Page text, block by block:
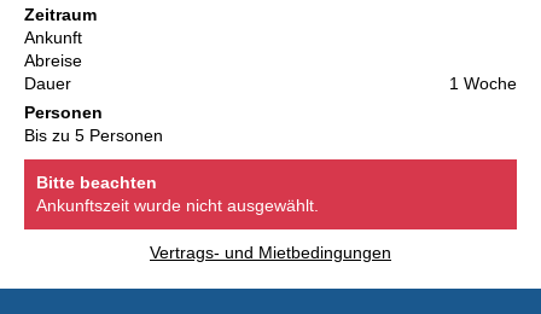
Zeitraum
Ankunft
Abreise
Dauer
1 Woche
Personen
Bis zu 5 Personen
Bitte beachten
Ankunftszeit wurde nicht ausgewählt.
Vertrags- und Mietbedingungen